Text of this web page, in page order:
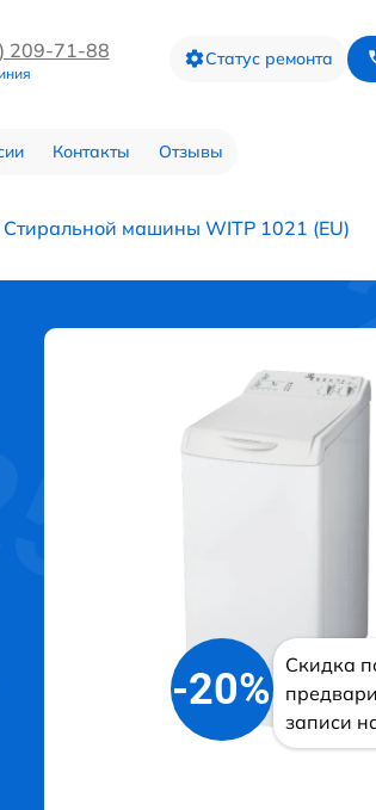
209-71-88 Статус ремонта
Контакты Отзывы
Стиральной машины WITP 1021 (EU)
-20%
Скидка
записи